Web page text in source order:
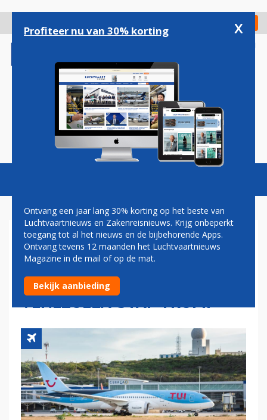
gaan
Check in
Magazine Podcasts Vacatures
KLM, TUI EN CORENDON
BLIJVEN VLIEGEN OP ABC-
EILANDEN, GEEN IMPACT
VENEZUELA-STAP TRUMP
Profiteer nu van 30% korting x
Ontvang een jaar lang 30% korting op het beste van
Luchtvaartnieuws en Zakenreisnieuws. Krijg onbeperkt
toegang tot al het nieuws en de bijbehorende Apps.
Ontvang tevens 12 maanden het Luchtvaartnieuws
Magazine in de mail of op de mat.
Bekijk aanbieding